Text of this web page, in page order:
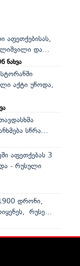
აფეთქებისას,
და...
ნახვა
აქტი უწოდა,
სწრა...
აფეთქებას 3
- რუსული
დრონი,
რუსე...